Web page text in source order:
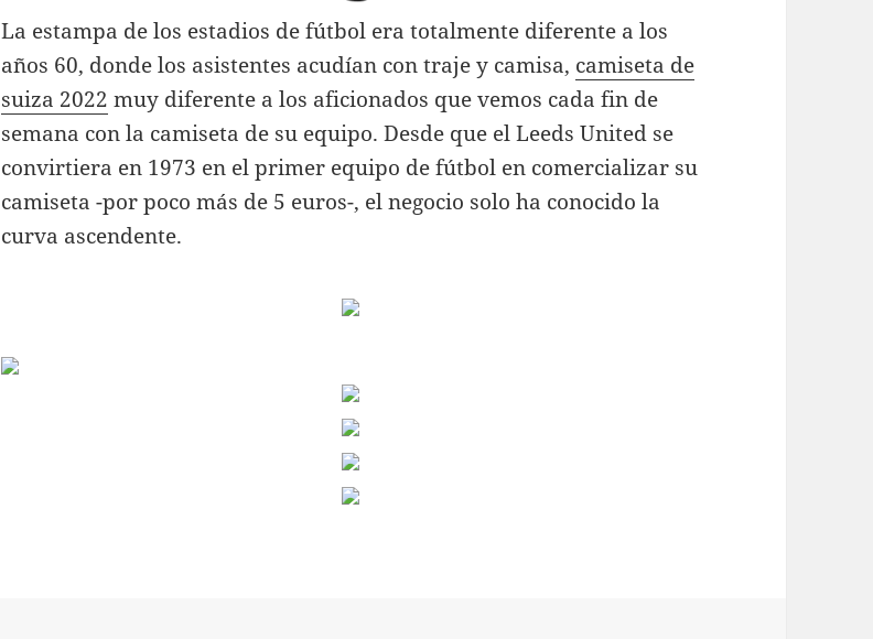
La estampa de los estadios de fútbol era totalmente diferente a los
años 60, donde los asistentes acudían con traje y camisa, camiseta de
suiza 2022 muy diferente a los aficionados que vemos cada fin de
semana con la camiseta de su equipo. Desde que el Leeds United se
convirtiera en 1973 en el primer equipo de fútbol en comercializar su
camiseta -por poco más de 5 euros-, el negocio solo ha conocido la
curva ascendente.